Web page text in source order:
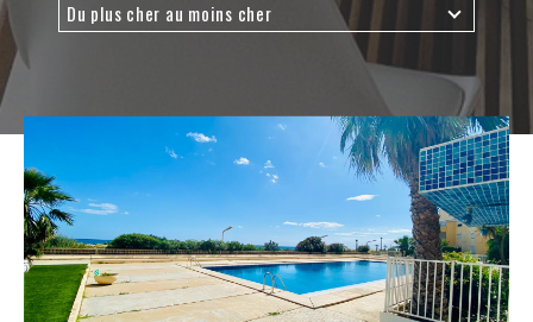
Du plus cher au moins cher
Budget
Surface
Pièces
Pièces
Référence